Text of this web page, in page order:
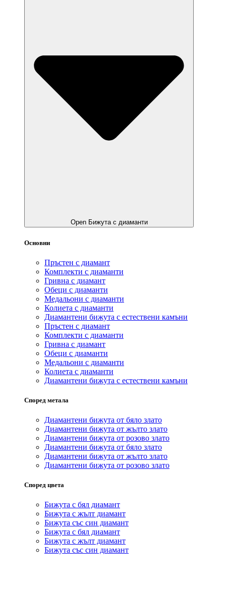
Open Бижута с диаманти
Основни
Пръстен с диамант
Комплекти с диаманти
Гривнa с диамант
Обеци с диаманти
Медальони с диаманти
Колиета с диаманти
Диамантени бижута с естествени камъни
Пръстен с диамант
Комплекти с диаманти
Гривнa с диамант
Обеци с диаманти
Медальони с диаманти
Колиета с диаманти
Диамантени бижута с естествени камъни
Според метала
Диамантени бижута от бяло злато
Диамантени бижута от жълто злато
Диамантени бижута от розово злато
Диамантени бижута от бяло злато
Диамантени бижута от жълто злато
Диамантени бижута от розово злато
Според цвета
Бижута с бял диамант
Бижута с жълт диамант
Бижута със син диамант
Бижута с бял диамант
Бижута с жълт диамант
Бижута със син диамант